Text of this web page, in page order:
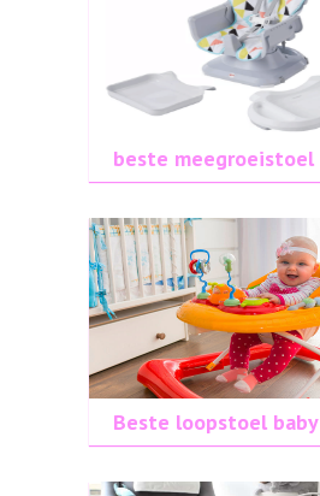
beste meegroeistoel
Beste loopstoel baby